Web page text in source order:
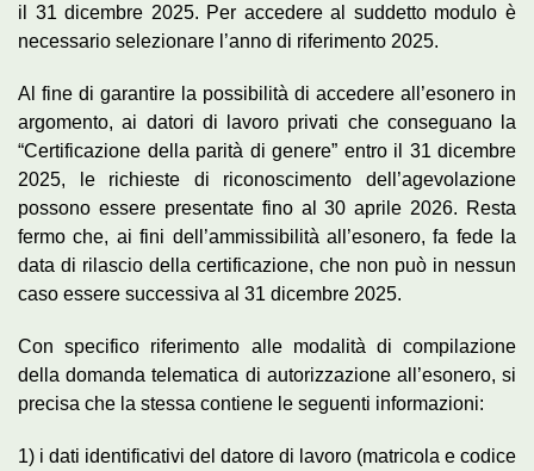
il 31 dicembre 2025. Per accedere al suddetto modulo è
necessario selezionare l’anno di riferimento 2025.
Al fine di garantire la possibilità di accedere all’esonero in
argomento, ai datori di lavoro privati che conseguano la
“Certificazione della parità di genere” entro il 31 dicembre
2025, le richieste di riconoscimento dell’agevolazione
possono essere presentate fino al 30 aprile 2026. Resta
fermo che, ai fini dell’ammissibilità all’esonero, fa fede la
data di rilascio della certificazione, che non può in nessun
caso essere successiva al 31 dicembre 2025.
Con specifico riferimento alle modalità di compilazione
della domanda telematica di autorizzazione all’esonero, si
precisa che la stessa contiene le seguenti informazioni:
1) i dati identificativi del datore di lavoro (matricola e codice